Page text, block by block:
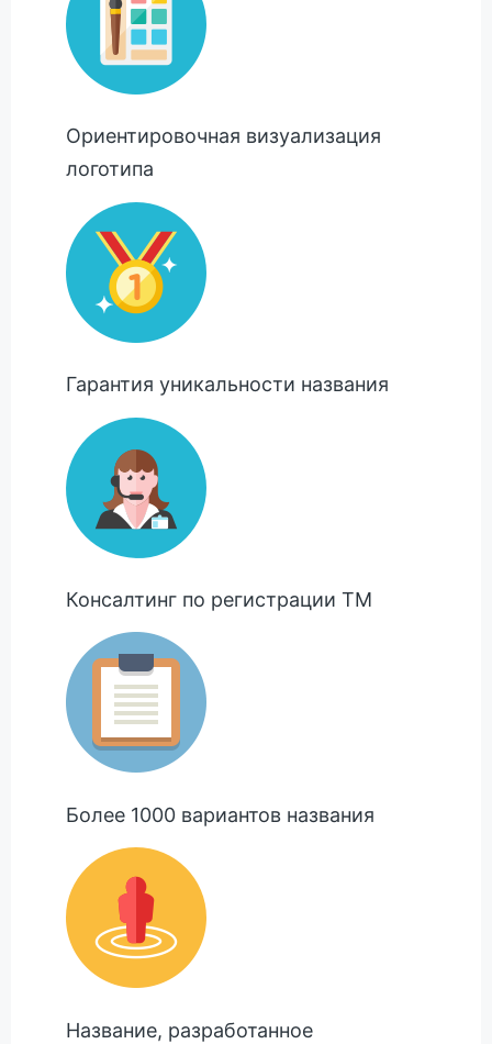
Ориентировочная визуализация
логотипа
Гарантия уникальности названия
Консалтинг по регистрации ТМ
Более 1000 вариантов названия
Название, разработанное